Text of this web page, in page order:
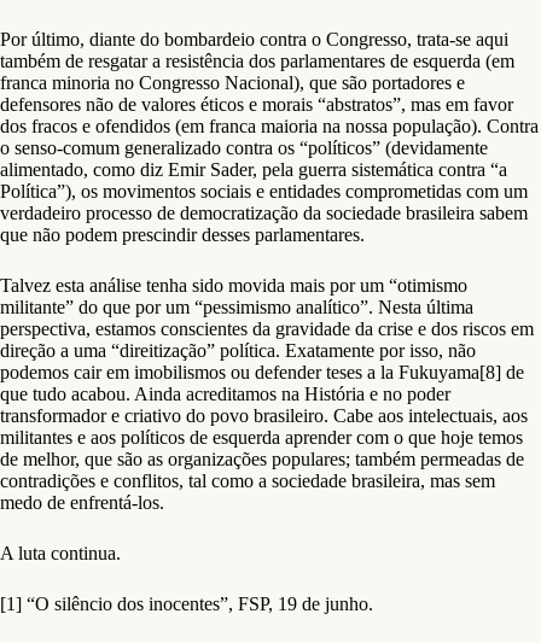
Por último, diante do bombardeio contra o Congresso, trata-se aqui
também de resgatar a resistência dos parlamentares de esquerda (em
franca minoria no Congresso Nacional), que são portadores e
defensores não de valores éticos e morais “abstratos”, mas em favor
dos fracos e ofendidos (em franca maioria na nossa população). Contra
o senso-comum generalizado contra os “políticos” (devidamente
alimentado, como diz Emir Sader, pela guerra sistemática contra “a
Política”), os movimentos sociais e entidades comprometidas com um
verdadeiro processo de democratização da sociedade brasileira sabem
que não podem prescindir desses parlamentares.
Talvez esta análise tenha sido movida mais por um “otimismo
militante” do que por um “pessimismo analítico”. Nesta última
perspectiva, estamos conscientes da gravidade da crise e dos riscos em
direção a uma “direitização” política. Exatamente por isso, não
podemos cair em imobilismos ou defender teses a la Fukuyama[8] de
que tudo acabou. Ainda acreditamos na História e no poder
transformador e criativo do povo brasileiro. Cabe aos intelectuais, aos
militantes e aos políticos de esquerda aprender com o que hoje temos
de melhor, que são as organizações populares; também permeadas de
contradições e conflitos, tal como a sociedade brasileira, mas sem
medo de enfrentá-los.
A luta continua.
[1] “O silêncio dos inocentes”, FSP, 19 de junho.